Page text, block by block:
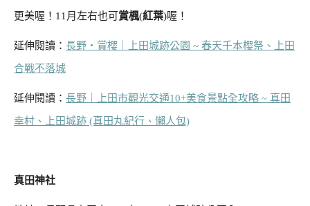
更美喔！11月左右也可賞楓(紅葉)喔！
延伸閱讀： 長野‧賞櫻｜上田城跡公園 ~ 春天千本櫻祭、上田
合戰不落城
延伸閱讀： 長野｜上田市觀光交通10+美食景點全攻略 ~ 真田
幸村、上田城跡 (真田丸紀行、懶人包)
真田神社